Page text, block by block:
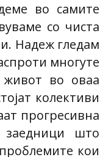
во самите
со чиста
Надеж гледам
многуте
живот во оваа
колективи
прогресивна
што
кои